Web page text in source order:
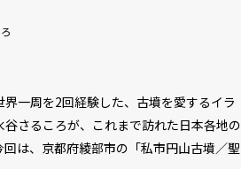
界一周を2回経験した、古墳を愛するイラ
さるころが、これまで訪れた日本各地の
は、京都府綾部市の「私市円山古墳／聖